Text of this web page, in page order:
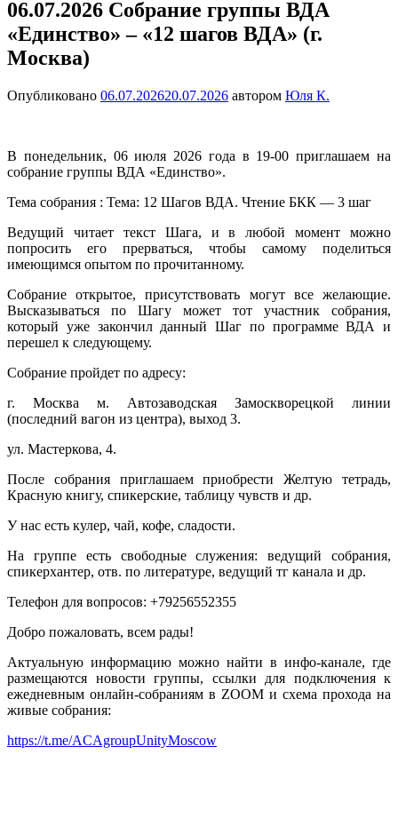
06.07.2026 Собрание группы ВДА
«Единство» – «12 шагов ВДА» (г.
Москва)
Опубликовано 06.07.202620.07.2026 автором Юля К.
В понедельник, 06 июля 2026 года в 19-00 приглашаем на
собрание группы ВДА «Единство».
Тема собрания : Тема: 12 Шагов ВДА. Чтение БКК — 3 шаг
Ведущий читает текст Шага, и в любой момент можно
попросить его прерваться, чтобы самому поделиться
имеющимся опытом по прочитанному.
Собрание открытое, присутствовать могут все желающие.
Высказываться по Шагу может тот участник собрания,
который уже закончил данный Шаг по программе ВДА и
перешел к следующему.
Собрание пройдет по адресу:
г. Москва м. Автозаводская Замоскворецкой линии
(последний вагон из центра), выход 3.
ул. Мастеркова, 4.
После собрания приглашаем приобрести Желтую тетрадь,
Красную книгу, спикерские, таблицу чувств и др.
У нас есть кулер, чай, кофе, сладости.
На группе есть свободные служения: ведущий собрания,
спикерхантер, отв. по литературе, ведущий тг канала и др.
Телефон для вопросов: +79256552355
Добро пожаловать, всем рады!
Актуальную информацию можно найти в инфо-канале, где
размещаются новости группы, ссылки для подключения к
ежедневным онлайн-собраниям в ZOOM и схема прохода на
живые собрания:
https://t.me/ACAgroupUnityMoscow